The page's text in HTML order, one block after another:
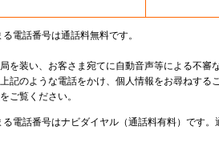
電話番号は通話料無料です。
を装い、お客さま宛てに自動音声等による不審
記のような電話をかけ、個人情報をお尋ねする
をご覧ください。
電話番号はナビダイヤル（通話料有料）です